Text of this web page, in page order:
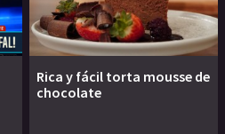
Rica y fácil torta mousse de
chocolate